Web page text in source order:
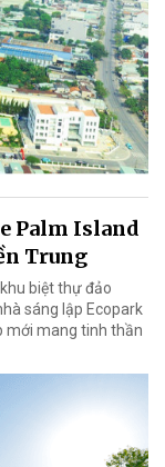
Palm Island
Trung
biệt thự đảo
sáng lập Ecopark
mới mang tinh thần